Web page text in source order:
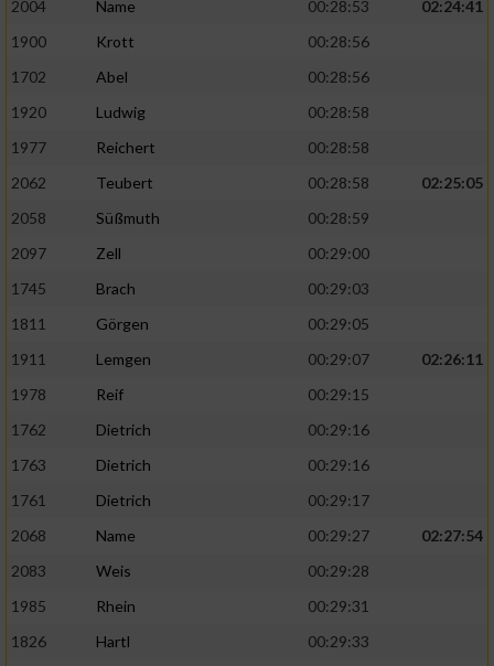
2004
Name 00:28:53
02:24:41
1900
Krott
00:28:56
1702
Abel
00:28:56
1920
Ludwig
00:28:58
1977
Reichert
00:28:58
2062
Teubert 00:28:58
02:25:05
2058
Süßmuth
00:28:59
2097
Zell
00:29:00
1745
Brach
00:29:03
1811
Görgen
00:29:05
1911
Lemgen 00:29:07
02:26:11
1978
Reif
00:29:15
1762
Dietrich
00:29:16
1763
Dietrich
00:29:16
1761
Dietrich
00:29:17
2068
Name 00:29:27
02:27:54
2083
Weis
00:29:28
1985
Rhein
00:29:31
1826
Hartl
00:29:33